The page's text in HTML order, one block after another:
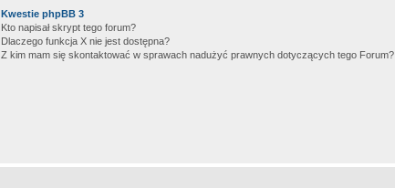
Kwestie phpBB 3
Kto napisał skrypt tego forum?
Dlaczego funkcja X nie jest dostępna?
Z kim mam się skontaktować w sprawach nadużyć prawnych dotyczących tego Forum?